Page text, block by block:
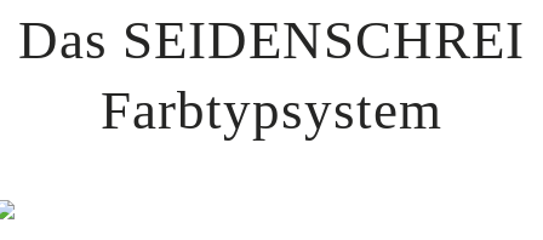
Das SEIDENSCHREI
Farbtypsystem